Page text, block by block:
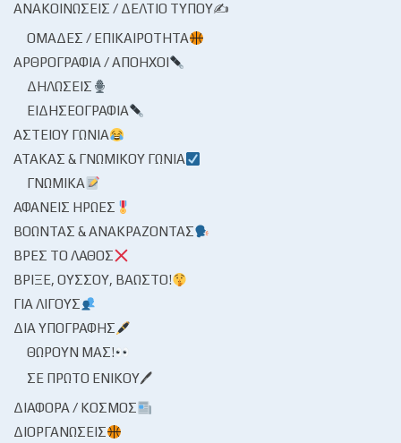
ΑΝΑΚΟΙΝΏΣΕΙΣ / ΔΕΛΤΊΟ ΤΎΠΟΥ✍
ΟΜΆΔΕΣ / ΕΠΙΚΑΙΡΌΤΗΤΑ
ΑΡΘΡΟΓΡΑΦΊΑ / ΑΠΌΗΧΟΙ
ΔΗΛΏΣΕΙΣ
ΕΙΔΗΣΕΟΓΡΑΦΊΑ
ΑΣΤΕΊΟΥ ΓΩΝΊΑ
ΑΤΆΚΑΣ & ΓΝΩΜΙΚΟΎ ΓΩΝΊΑ
ΓΝΩΜΙΚΆ
ΑΦΑΝΕΊΣ ΉΡΩΕΣ
ΒΟΏΝΤΑΣ & ΑΝΑΚΡΆΖΟΝΤΑΣ
ΒΡΕΣ ΤΟ ΛΆΘΟΣ
ΒΡΊΞΕ, ΟΎΣΣΟΥ, ΒΆΩΣΤΟ!
ΓΙΑ ΛΊΓΟΥΣ
ΔΙΑ ΥΠΟΓΡΑΦΉΣ
ΘΩΡΟΎΝ ΜΑΣ!
ΣΕ ΠΡΏΤΟ ΕΝΙΚΟΎ🖊
ΔΙΆΦΟΡΑ / ΚΌΣΜΟΣ
ΔΙΟΡΓΑΝΏΣΕΙΣ